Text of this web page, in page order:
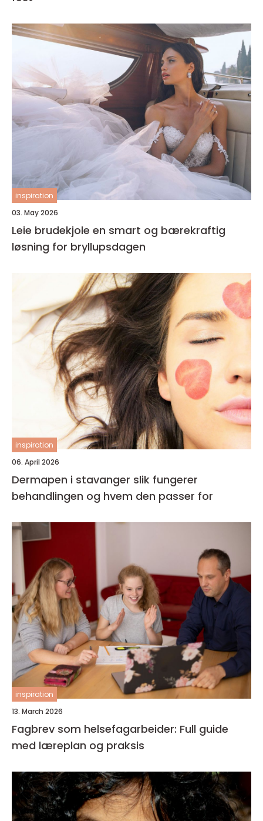
inspiration
03. May 2026
Leie brudekjole en smart og bærekraftig
løsning for bryllupsdagen
inspiration
06. April 2026
Dermapen i stavanger slik fungerer
behandlingen og hvem den passer for
inspiration
13. March 2026
Fagbrev som helsefagarbeider: Full guide
med læreplan og praksis